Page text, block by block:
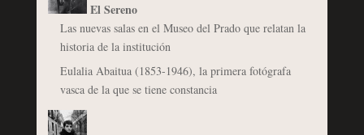
El Sereno
Las nuevas salas en el Museo del Prado que relatan la
historia de la institución
Eulalia Abaitua (1853-1946), la primera fotógrafa
vasca de la que se tiene constancia